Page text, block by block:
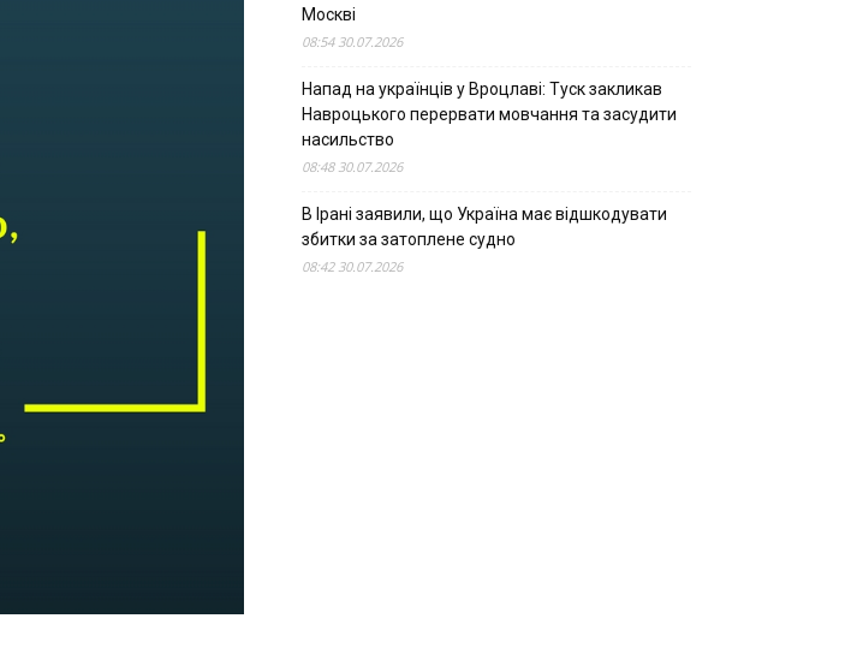
Москві
08:54 30.07.2026
Напад на українців у Вроцлаві: Туск закликав
Навроцького перервати мовчання та засудити
насильство
08:48 30.07.2026
В Ірані заявили, що Україна має відшкодувати
збитки за затоплене судно
08:42 30.07.2026